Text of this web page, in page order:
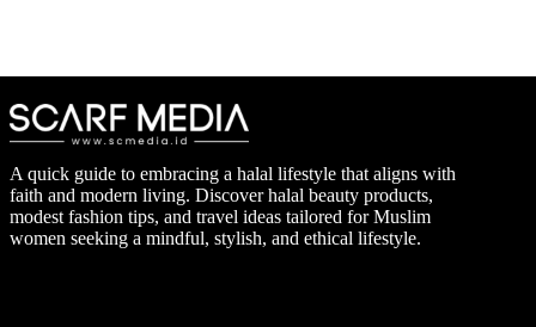
A quick guide to embracing a halal lifestyle that aligns with
faith and modern living. Discover halal beauty products,
modest fashion tips, and travel ideas tailored for Muslim
women seeking a mindful, stylish, and ethical lifestyle.